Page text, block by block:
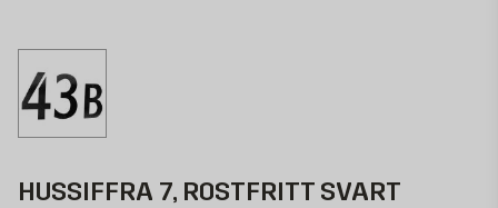
HUSSIFFRA 7, ROSTFRITT SVART